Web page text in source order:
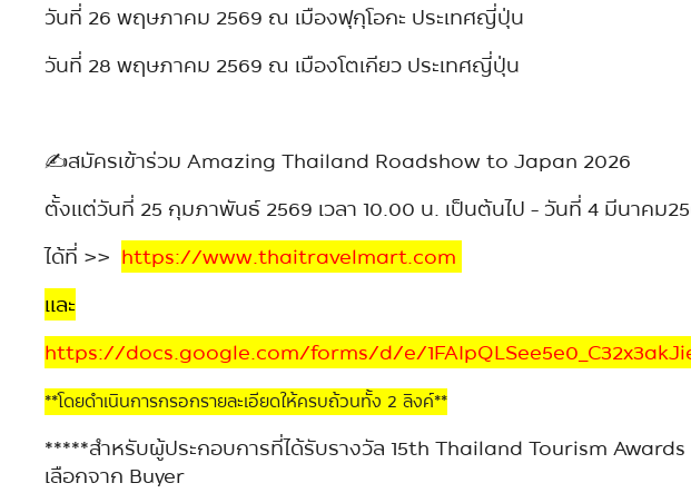
วันที่ 26 พฤษภาคม 2569 ณ เมืองฟุกุโอกะ ประเทศญี่ปุ่น
วันที่ 28 พฤษภาคม 2569 ณ เมืองโตเกียว ประเทศญี่ปุ่น
✍️สมัครเข้าร่วม Amazing Thailand Roadshow to Japan 2026
ตั้งแต่วันที่ 25 กุมภาพันธ์ 2569 เวลา 10.00 น. เป็นต้นไป - วันที่ 4 มีนาคม
ได้ที่ >> https://www.thaitravelmart.com
และ
https://docs.google.com/forms/d/e/
**โดยดำเนินการกรอกรายละเอียดให้ครบถ้วนทั้ง 2 ลิงค์**
*****สำหรับผู้ประกอบการที่ได้รับรางวัล 15th Thailand Tourism
เลือกจาก Buyer